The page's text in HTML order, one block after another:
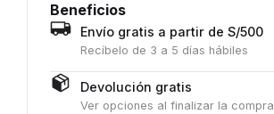
Beneficios
Envío gratis a partir de S/500
Recíbelo de 3 a 5 días hábiles
Devolución gratis
Ver opciones al finalizar la compra